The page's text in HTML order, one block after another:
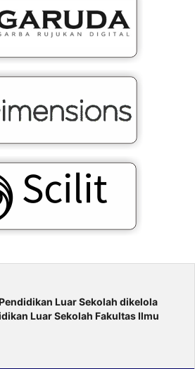
Luar Sekolah dikelola
Luar Sekolah Fakultas Ilmu